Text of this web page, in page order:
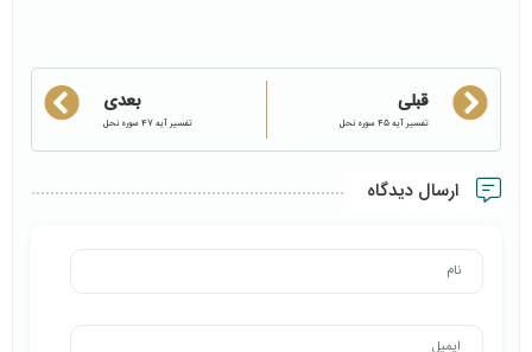
قبلی
تفسیر آیه 45 سوره نحل
بعدی
تفسیر آیه 47 سوره نحل
ارسال دیدگاه